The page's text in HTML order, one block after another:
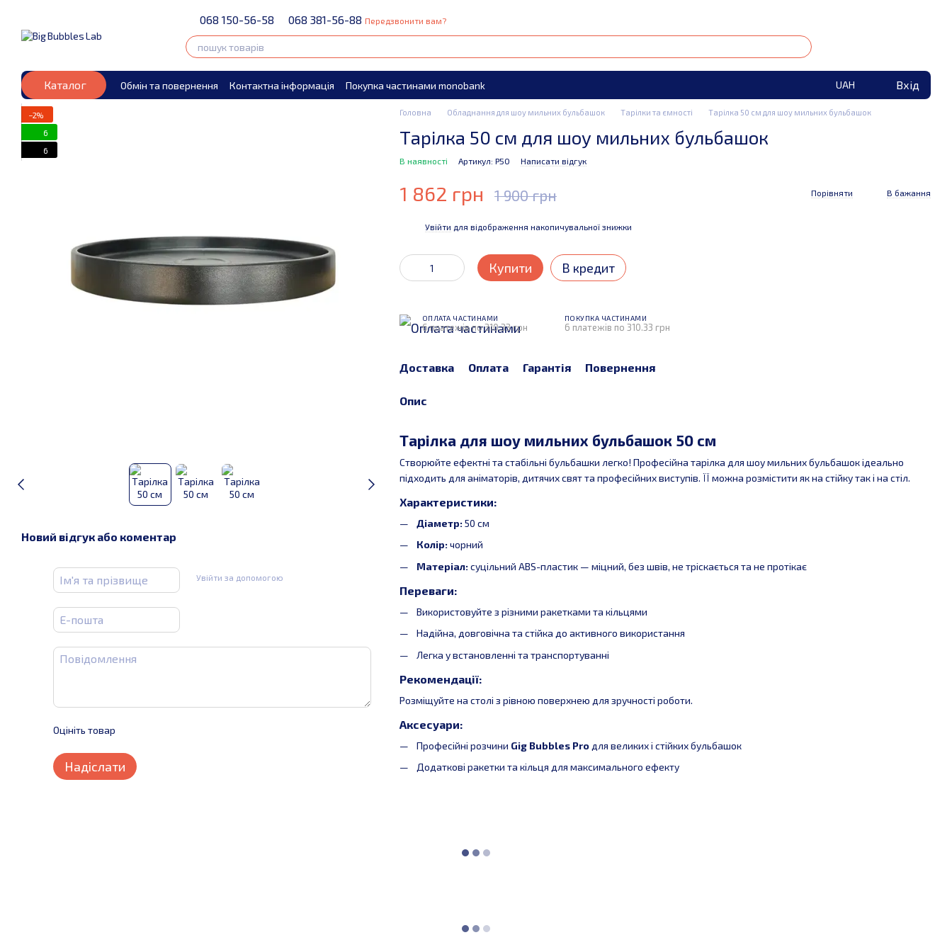
068 150-56-58 068 381-56-88 Передзвонити вам?
Каталог Обмін та повернення Контактна інформація Покупка частинами monobank UAH Вхід
−2%
6
6
Новий відгук або коментар
Увійти за допомогою
Оцініть товар
Надіслати
Головна Обладнання для шоу мильних бульбашок Тарілки та ємності Тарілка 50 см для шоу мильних бульбашок
Тарілка 50 см для шоу мильних бульбашок
В наявності Артикул: P50 Написати відгук
1 862 грн 1 900 грн Порівняти В бажання
Увійти для відображення накопичувальної знижки
Купити В кредит
ОПЛАТА ЧАСТИНАМИ
6 платежів по 310.33 грн
ПОКУПКА ЧАСТИНАМИ
6 платежів по 310.33 грн
Доставка Оплата Гарантія Повернення
Опис
Тарілка для шоу мильних бульбашок 50 см
Створюйте ефектні та стабільні бульбашки легко! Професійна тарілка для шоу мильних бульбашок ідеально
підходить для аніматорів, дитячих свят та професійних виступів. ЇЇ можна розмістити як на стійку так і на стіл.
Характеристики:
Діаметр:50 см
Колір:чорний
Матеріал:суцільний ABS-пластик — міцний, без швів, не тріскається та не протікає
Переваги:
Використовуйте з різними ракетками та кільцями
Надійна, довговічна та стійка до активного використання
Легка у встановленні та транспортуванні
Рекомендації:
Розміщуйте на столі з рівною поверхнею для зручності роботи.
Аксесуари:
Професійні розчини Gig Bubbles Proдля великих і стійких бульбашок
Додаткові ракетки та кільця для максимального ефекту